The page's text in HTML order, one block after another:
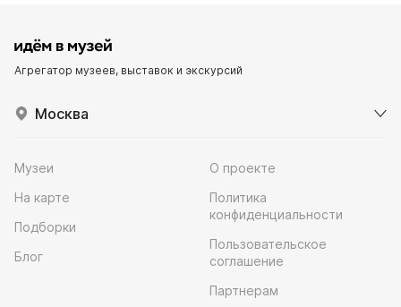
Агрегатор музеев, выставок и экскурсий
Москва
Музеи
На карте
Подборки
Блог
О проекте
Политика
конфиденциальности
Пользовательское
соглашение
Партнерам